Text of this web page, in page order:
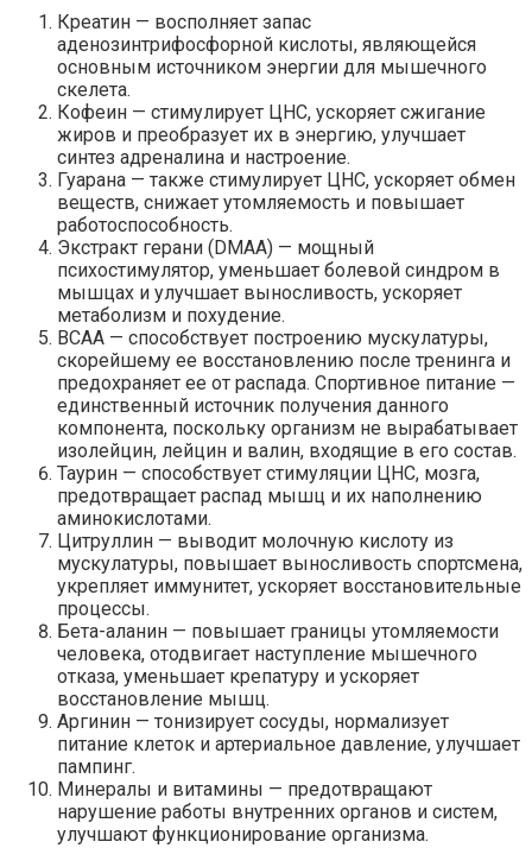
Креатин — восполняет запас
аденозинтрифосфорной кислоты, являющейся
основным источником энергии для мышечного
скелета.
Кофеин — стимулирует ЦНС, ускоряет сжигание
жиров и преобразует их в энергию, улучшает
синтез адреналина и настроение.
Гуарана — также стимулирует ЦНС, ускоряет обмен
веществ, снижает утомляемость и повышает
работоспособность.
Экстракт герани (DMAA) — мощный
психостимулятор, уменьшает болевой синдром в
мышцах и улучшает выносливость, ускоряет
метаболизм и похудение.
ВСАА — способствует построению мускулатуры,
скорейшему ее восстановлению после тренинга и
предохраняет ее от распада. Спортивное питание —
единственный источник получения данного
компонента, поскольку организм не вырабатывает
изолейцин, лейцин и валин, входящие в его состав.
Таурин — способствует стимуляции ЦНС, мозга,
предотвращает распад мышц и их наполнению
аминокислотами.
Цитруллин — выводит молочную кислоту из
мускулатуры, повышает выносливость спортсмена,
укрепляет иммунитет, ускоряет восстановительные
процессы.
Бета-аланин — повышает границы утомляемости
человека, отодвигает наступление мышечного
отказа, уменьшает крепатуру и ускоряет
восстановление мышц.
Аргинин — тонизирует сосуды, нормализует
питание клеток и артериальное давление, улучшает
пампинг.
Минералы и витамины — предотвращают
нарушение работы внутренних органов и систем,
улучшают функционирование организма.